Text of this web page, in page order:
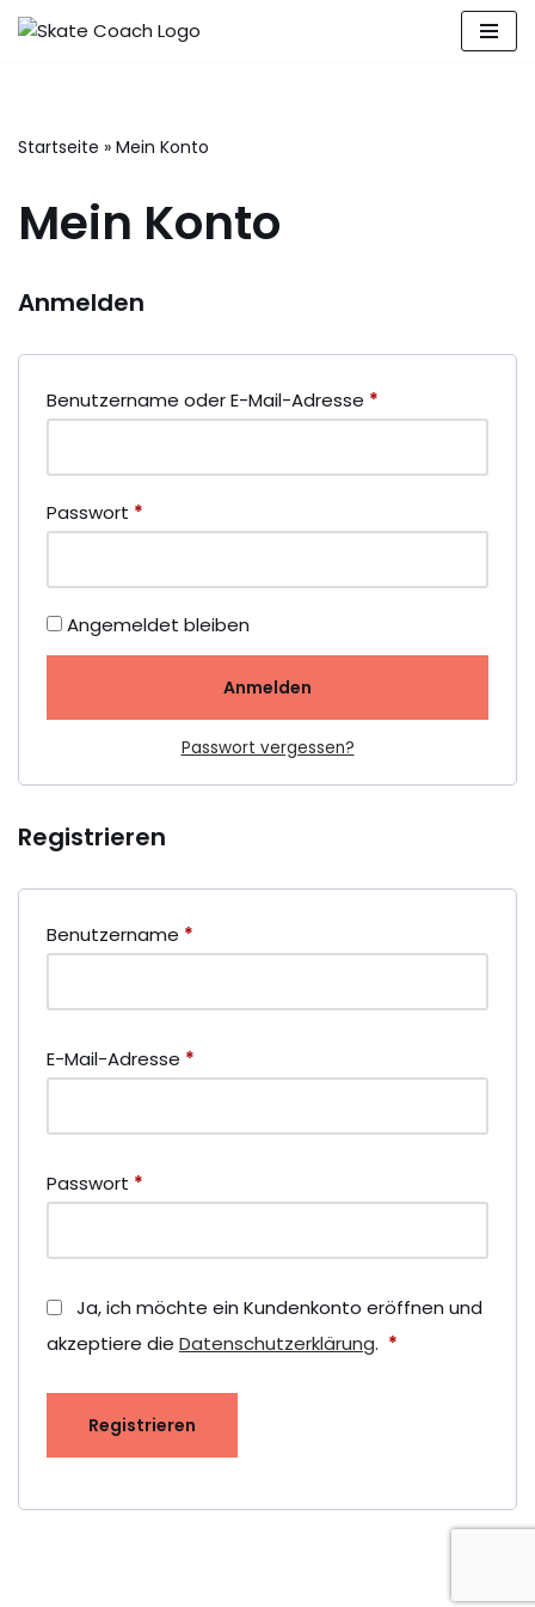
Startseite » Mein Konto
Mein Konto
Anmelden
Benutzername oder E-Mail-Adresse *
Passwort *
Angemeldet bleiben
Anmelden
Passwort vergessen?
Registrieren
Benutzername *
E-Mail-Adresse *
Passwort *
Ja, ich möchte ein Kundenkonto eröffnen und
akzeptiere die Datenschutzerklärung. *
Registrieren